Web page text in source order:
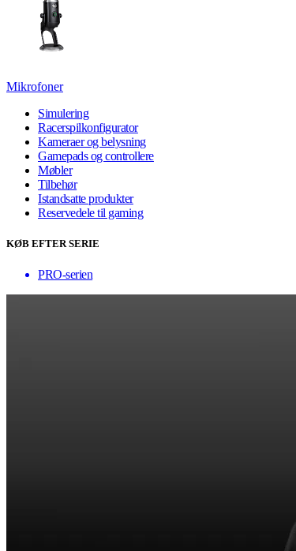
Mikrofoner
Simulering
Racerspilkonfigurator
Kameraer og belysning
Gamepads og controllere
Møbler
Tilbehør
Istandsatte produkter
Reservedele til gaming
KØB EFTER SERIE
PRO-serien